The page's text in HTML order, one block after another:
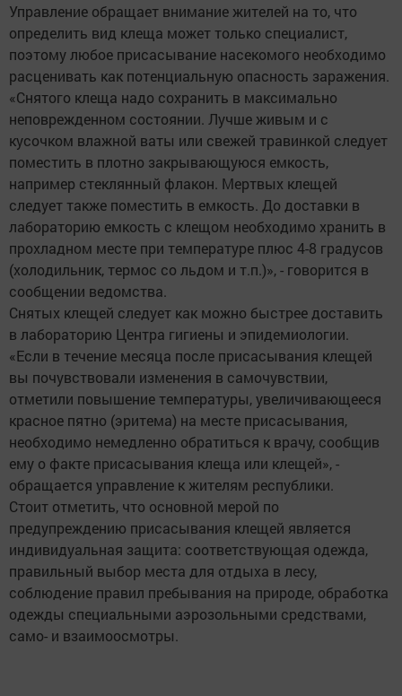
Управление обращает внимание жителей на то, что
определить вид клеща может только специалист,
поэтому любое присасывание насекомого необходимо
расценивать как потенциальную опасность заражения.
«Снятого клеща надо сохранить в максимально
неповрежденном состоянии. Лучше живым и с
кусочком влажной ваты или свежей травинкой следует
поместить в плотно закрывающуюся емкость,
например стеклянный флакон. Мертвых клещей
следует также поместить в емкость. До доставки в
лабораторию емкость с клещом необходимо хранить в
прохладном месте при температуре плюс 4-8 градусов
(холодильник, термос со льдом и т.п.)», - говорится в
сообщении ведомства.
Снятых клещей следует как можно быстрее доставить
в лабораторию Центра гигиены и эпидемиологии.
«Если в течение месяца после присасывания клещей
вы почувствовали изменения в самочувствии,
отметили повышение температуры, увеличивающееся
красное пятно (эритема) на месте присасывания,
необходимо немедленно обратиться к врачу, сообщив
ему о факте присасывания клеща или клещей», -
обращается управление к жителям республики.
Стоит отметить, что основной мерой по
предупреждению присасывания клещей является
индивидуальная защита: соответствующая одежда,
правильный выбор места для отдыха в лесу,
соблюдение правил пребывания на природе, обработка
одежды специальными аэрозольными средствами,
само- и взаимоосмотры.